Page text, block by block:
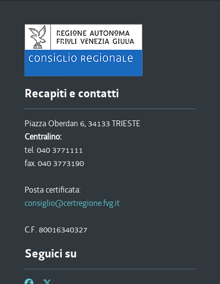
Recapiti e contatti
Piazza Oberdan 6, 34133 TRIESTE
Centralino:
tel. 040 3771111
fax. 040 3773190
Posta certificata:
consiglio@certregione.fvg.it
C.F. 80016340327
Seguici su